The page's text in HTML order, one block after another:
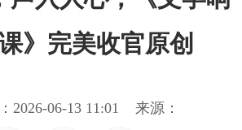
》完美收官原创
2026-06-13 11:01 来源：